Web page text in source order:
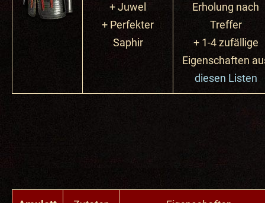
+ Juwel
+ Perfekter
Saphir
Erholung nach
Treffer
+ 1-4 zufällige
Eigenschaften
diesen Listen